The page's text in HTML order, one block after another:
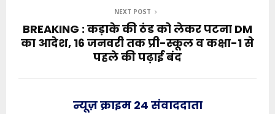
NEXT POST
BREAKING : कड़ाके की ठंड को लेकर पटना DM
का आदेश, 16 जनवरी तक प्री-स्कूल व कक्षा-1 से
पहले की पढ़ाई बंद
न्यूज़ क्राइम 24 संवाददाता